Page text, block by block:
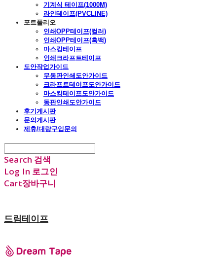
기계식 테이프(1000M)
라인테이프(PVCLINE)
포트폴리오
인쇄OPP테이프(컬러)
인쇄OPP테이프(흑백)
마스킹테이프
인쇄크라프트테이프
도안작업가이드
무동판인쇄도안가이드
크라프트테이프도안가이드
마스킹테이프도안가이드
동판인쇄도안가이드
후기게시판
문의게시판
제휴/대량구입문의
Search 검색
Log In 로그인
Cart장바구니
드림테이프